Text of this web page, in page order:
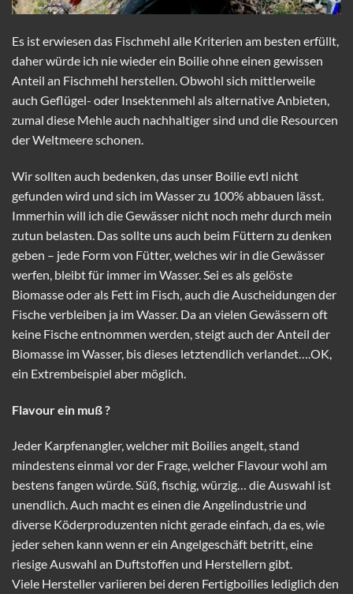
Es ist erwiesen das Fischmehl alle Kriterien am besten erfüllt,
daher würde ich nie wieder ein Boilie ohne einen gewissen
Anteil an Fischmehl herstellen. Obwohl sich mittlerweile
auch Geflügel- oder Insektenmehl als alternative Anbieten,
zumal diese Mehle auch nachhaltiger sind und die Resourcen
der Weltmeere schonen.
Wir sollten auch bedenken, das unser Boilie evtl nicht
gefunden wird und sich im Wasser zu 100% abbauen lässt.
Immerhin will ich die Gewässer nicht noch mehr durch mein
zutun belasten. Das sollte uns auch beim Füttern zu denken
geben – jede Form von Fütter, welches wir in die Gewässer
werfen, bleibt für immer im Wasser. Sei es als gelöste
Biomasse oder als Fett im Fisch, auch die Auscheidungen der
Fische verbleiben ja im Wasser. Da an vielen Gewässern oft
keine Fische entnommen werden, steigt auch der Anteil der
Biomasse im Wasser, bis dieses letztendlich verlandet….OK,
ein Extrembeispiel aber möglich.
Flavour ein muß ?
Jeder Karpfenangler, welcher mit Boilies angelt, stand
mindestens einmal vor der Frage, welcher Flavour wohl am
bestens fangen würde. Süß, fischig, würzig… die Auswahl ist
unendlich. Auch macht es einen die Angelindustrie und
diverse Köderproduzenten nicht gerade einfach, da es, wie
jeder sehen kann wenn er ein Angelgeschäft betritt, eine
riesige Auswahl an Duftstoffen und Herstellern gibt.
Viele Hersteller variieren bei deren Fertigboilies lediglich den